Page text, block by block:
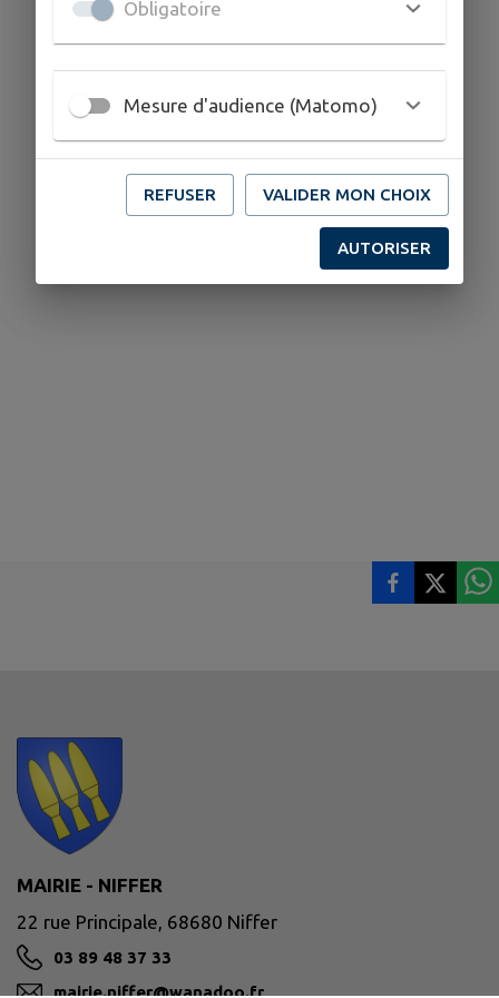
MAIRIE - NIFFER
22 rue Principale, 68680 Niffer
03 89 48 37 33
mairie.niffer@wanadoo.fr
Obligatoire
Mesure d'audience (Matomo)
REFUSER VALIDER MON CHOIX
AUTORISER